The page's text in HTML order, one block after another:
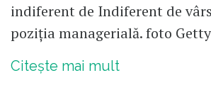
indiferent de Indiferent de
poziția managerială. foto
Citește mai mult